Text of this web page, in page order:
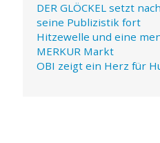
DER GLÖCKEL setzt
seine Publizistik fort
Hitzewelle und eine
MERKUR Markt
OBI zeigt ein Herz für